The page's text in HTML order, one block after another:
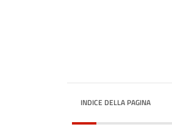
INDICE DELLA PAGINA